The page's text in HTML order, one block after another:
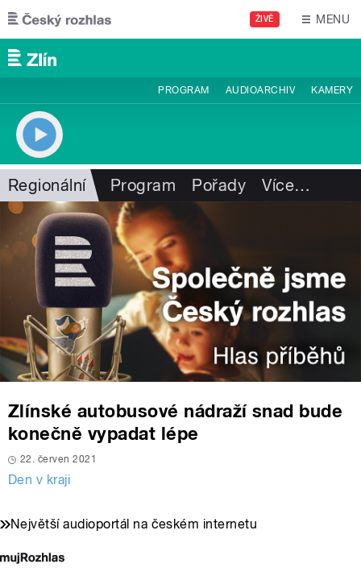
Přejít k hlavnímu obsahu
ŽIVĚ MENU
PROGRAM AUDIOARCHIV KAMERY
Regionální Program Pořady Více…
Zlínské autobusové nádraží snad bude
konečně vypadat lépe
22. červen 2021
Den v kraji
Největší audioportál na českém internetu